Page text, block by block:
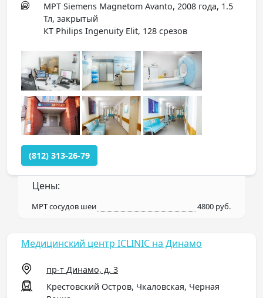
МРТ Siemens Magnetom Avanto, 2008 года, 1.5
Тл, закрытый
КТ Philips Ingenuity Elit, 128 срезов
(812) 313-26-79
Цены:
МРТ сосудов шеи 4800 руб.
Медицинский центр ICLINIC на Динамо
пр-т Динамо, д. 3
Крестовский Остров, Чкаловская, Черная